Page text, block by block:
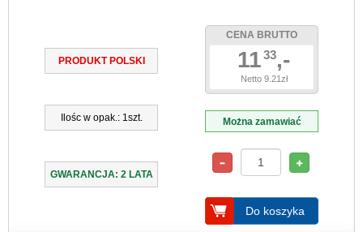
PRODUKT POLSKI
Ilośc w opak.: 1szt.
GWARANCJA: 2 LATA
CENA BRUTTO
1133,-
Netto 9.21zł
Można zamawiać
Do koszyka